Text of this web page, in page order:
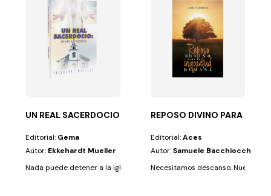
del corazón humano y tiene la virtud de acercarlo...
UN REAL SACERDOCIO: LO QUE LA IGLESIA ES
Editorial: Gema
Autor: Ekkehardt Mueller
Nada puede detener a la iglesia. Ni siquiera las epidemias. Descubre
REPOSO DIVINO PARA LA
Editorial:Aces
Autor:Samuele Bacchiocchi
Necesitamos descanso. Nuestros